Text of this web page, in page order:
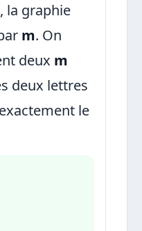
, la graphie
m. On
deux m
deux lettres
le